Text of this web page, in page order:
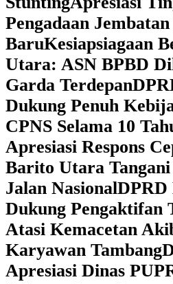
Pengadaan
BaruKesiapsiagaan
Utara: ASN BPBD
Garda Terdepan
Dukung Penuh
CPNS Selama 10
Apresiasi Respons
Barito Utara
Jalan Nasional
Dukung Pengaktifan
Atasi Kemacetan
Karyawan Tambang
Apresiasi Dinas